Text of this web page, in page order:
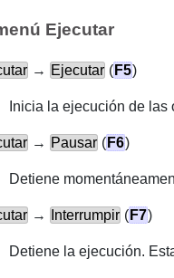
Ejecutar
→ Ejecutar ( F5)
Inicia la ejecución de
→ Pausar ( F6)
Detiene
→ Interrumpir ( F7)
Detiene la ejecución.